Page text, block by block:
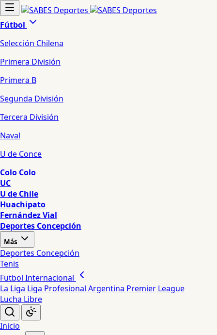
Fútbol
Selección Chilena
Primera División
Primera B
Segunda División
Tercera División
Naval
U de Conce
Colo Colo
UC
U de Chile
Huachipato
Fernández Vial
Deportes Concepción
Más
Deportes Concepción
Tenis
Futbol Internacional
La Liga Liga Profesional Argentina Premier League
Lucha Libre
Inicio